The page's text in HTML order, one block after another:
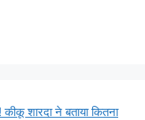
शारदा ने बताया कितना